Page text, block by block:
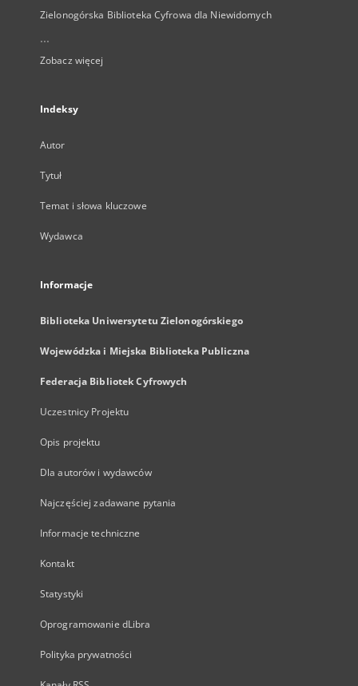
Zielonogórska Biblioteka Cyfrowa dla Niewidomych
...
Zobacz więcej
Indeksy
Autor
Tytuł
Temat i słowa kluczowe
Wydawca
Informacje
Biblioteka Uniwersytetu Zielonogórskiego
Wojewódzka i Miejska Biblioteka Publiczna
Federacja Bibliotek Cyfrowych
Uczestnicy Projektu
Opis projektu
Dla autorów i wydawców
Najczęściej zadawane pytania
Informacje techniczne
Kontakt
Statystyki
Oprogramowanie dLibra
Polityka prywatności